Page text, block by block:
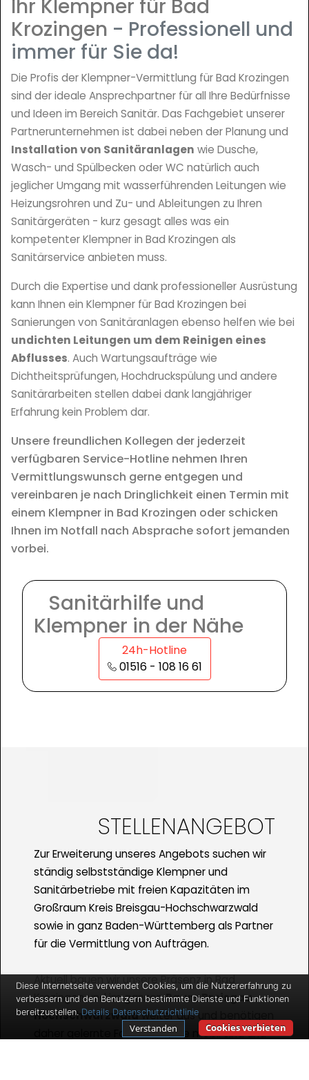
Ihr Klempner für Bad
Krozingen - Professionell und
immer für Sie da!
Die Profis der Klempner-Vermittlung für Bad Krozingen
sind der ideale Ansprechpartner für all Ihre Bedürfnisse
und Ideen im Bereich Sanitär. Das Fachgebiet unserer
Partnerunternehmen ist dabei neben der Planung und
Installation von Sanitäranlagen wie Dusche,
Wasch- und Spülbecken oder WC natürlich auch
jeglicher Umgang mit wasserführenden Leitungen wie
Heizungsrohren und Zu- und Ableitungen zu Ihren
Sanitärgeräten - kurz gesagt alles was ein
kompetenter Klempner in Bad Krozingen als
Sanitärservice anbieten muss.
Durch die Expertise und dank professioneller Ausrüstung
kann Ihnen ein Klempner für Bad Krozingen bei
Sanierungen von Sanitäranlagen ebenso helfen wie bei
undichten Leitungen um dem Reinigen eines
Abflusses. Auch Wartungsaufträge wie
Dichtheitsprüfungen, Hochdruckspülung und andere
Sanitärarbeiten stellen dabei dank langjähriger
Erfahrung kein Problem dar.
Unsere freundlichen Kollegen der jederzeit
verfügbaren Service-Hotline nehmen Ihren
Vermittlungswunsch gerne entgegen und
vereinbaren je nach Dringlichkeit einen Termin mit
einem Klempner in Bad Krozingen oder schicken
Ihnen im Notfall nach Absprache sofort jemanden
vorbei.
Sanitärhilfe und
Klempner in der Nähe
24h-Hotline
01516 - 108 16 61
STELLENANGEBOT
Zur Erweiterung unseres Angebots suchen wir
ständig selbstständige Klempner und
Sanitärbetriebe mit freien Kapazitäten im
Großraum Kreis Breisgau-Hochschwarzwald
sowie in ganz Baden-Württemberg als Partner
für die Vermittlung von Aufträgen.
Aktuell bauen wir unsere Präsenz in Bad
Krozingen und im ganzenRaum Breisgau-
Hochschwarzwaldweiter aus und benötigen
daher gelernte Fachkräfte, die mobil sind und
Diese Internetseite verwendet Cookies, um die Nutzererfahrung zu
verbessern und den Benutzern bestimmte Dienste und Funktionen
bereitzustellen. Details Datenschutzrichtlinie
Cookies verbieten
Verstanden